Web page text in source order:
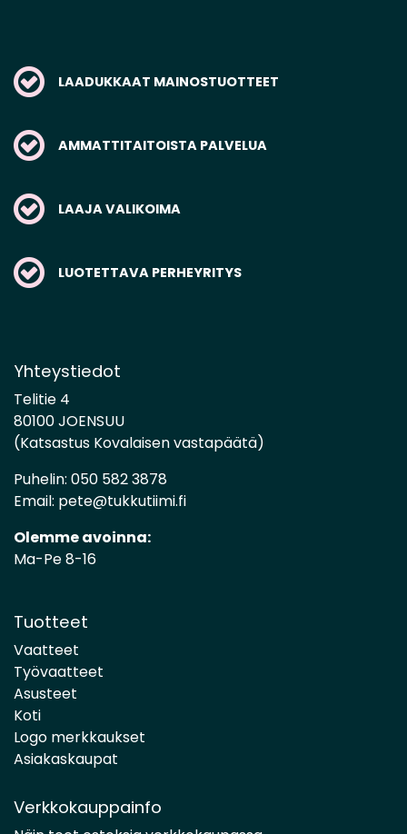
LAADUKKAAT MAINOSTUOTTEET
AMMATTITAITOISTA PALVELUA
LAAJA VALIKOIMA
LUOTETTAVA PERHEYRITYS
Yhteystiedot
Telitie 4
80100 JOENSUU
(Katsastus Kovalaisen vastapäätä)
Puhelin: 050 582 3878
Email: pete@tukkutiimi.fi
Olemme avoinna:
Ma-Pe 8-16
Tuotteet
Vaatteet
Työvaatteet
Asusteet
Koti
Logo merkkaukset
Asiakaskaupat
Verkkokauppainfo